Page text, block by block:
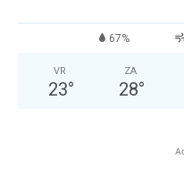
67%
VR
23°
ZA
28°